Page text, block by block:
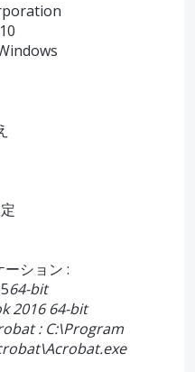
ション :
64-bit
2016 64-bit
: C:\Program